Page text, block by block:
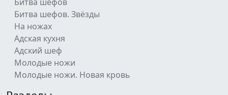
Битва шефов. Звёзды
На ножах
Адская кухня
Адский шеф
Молодые ножи
Молодые ножи. Новая кровь